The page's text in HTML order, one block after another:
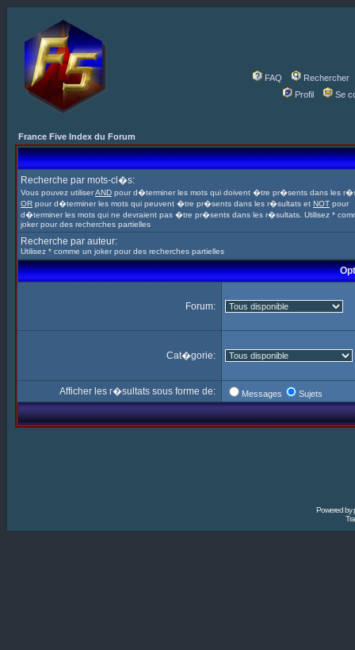
FAQ
Rechercher
Profil
Se
France Five Index du Forum
Recherche par mots-cl�s:
Vous pouvez utiliserAND pour d�terminer les mots qui doivent �tre pr�sents dans les
OR pour d�terminer les mots qui peuvent �tre pr�sents dans les r�sultats et NOT pour
d�terminer les mots qui ne devraient pas �tre pr�sents dans les r�sultats. Utilisez *
joker pour des recherches partielles
Recherche par auteur:
Utilisez * comme un joker pour des recherches partielles
Forum:
Cat�gorie:
Afficher les r�sultats sous forme de: Messages Sujets
Powered by